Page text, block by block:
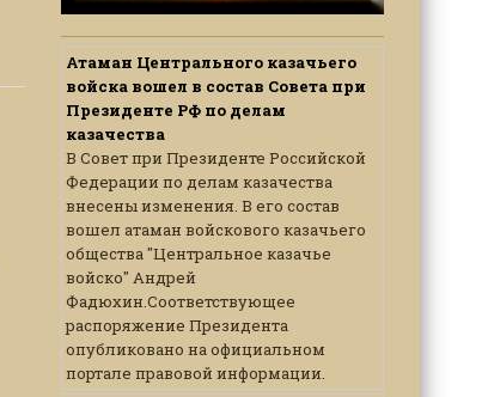
Атаман Центрального казачьего
войска вошел в состав Совета при
Президенте РФ по делам
казачества
В Совет при Президенте Российской
Федерации по делам казачества
внесены изменения. В его состав
вошел атаман войскового казачьего
общества "Центральное казачье
войско" Андрей
Фадюхин.Соответствующее
распоряжение Президента
опубликовано на официальном
портале правовой информации.